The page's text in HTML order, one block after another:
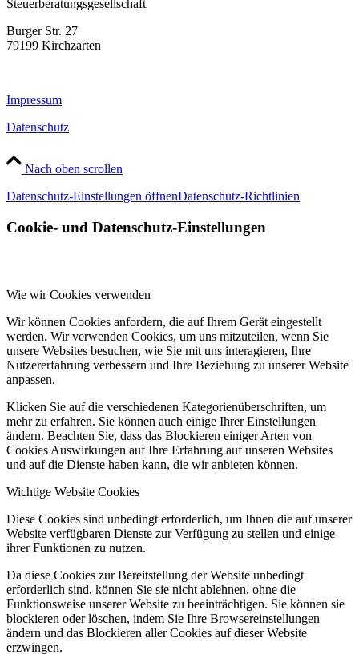
Steuerberatungsgesellschaft
Burger Str. 27
79199 Kirchzarten
Impressum
Datenschutz
Nach oben scrollen
Datenschutz-Einstellungen öffnenDatenschutz-Richtlinien
Cookie- und Datenschutz-Einstellungen
Wie wir Cookies verwenden
Wir können Cookies anfordern, die auf Ihrem Gerät eingestellt
werden. Wir verwenden Cookies, um uns mitzuteilen, wenn Sie
unsere Websites besuchen, wie Sie mit uns interagieren, Ihre
Nutzererfahrung verbessern und Ihre Beziehung zu unserer Website
anpassen.
Klicken Sie auf die verschiedenen Kategorienüberschriften, um
mehr zu erfahren. Sie können auch einige Ihrer Einstellungen
ändern. Beachten Sie, dass das Blockieren einiger Arten von
Cookies Auswirkungen auf Ihre Erfahrung auf unseren Websites
und auf die Dienste haben kann, die wir anbieten können.
Wichtige Website Cookies
Diese Cookies sind unbedingt erforderlich, um Ihnen die auf unserer
Website verfügbaren Dienste zur Verfügung zu stellen und einige
ihrer Funktionen zu nutzen.
Da diese Cookies zur Bereitstellung der Website unbedingt
erforderlich sind, können Sie sie nicht ablehnen, ohne die
Funktionsweise unserer Website zu beeinträchtigen. Sie können sie
blockieren oder löschen, indem Sie Ihre Browsereinstellungen
ändern und das Blockieren aller Cookies auf dieser Website
erzwingen.